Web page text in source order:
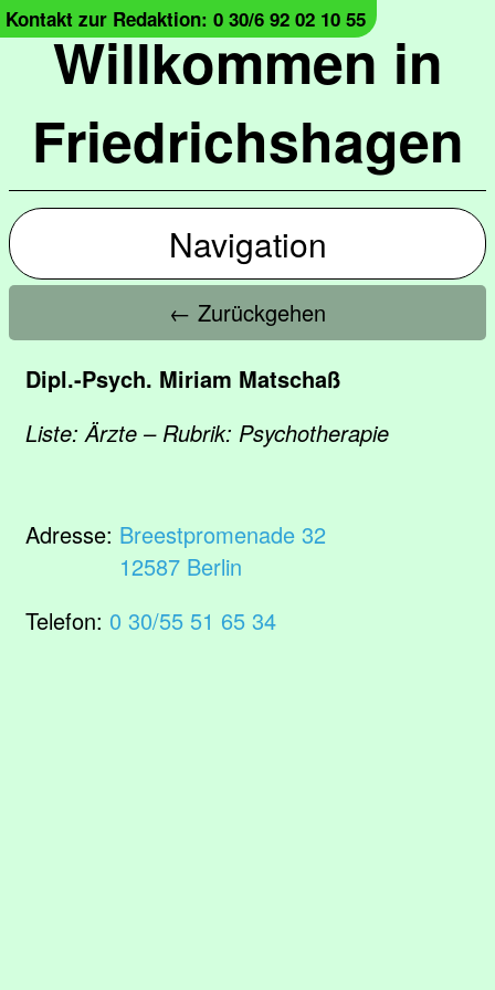
Willkommen in
Friedrichshagen
Kontakt zur Redaktion: 0 30/6 92 02 10 55
Navigation
← Zurückgehen
Dipl.-Psych. Miriam Matschaß
Liste: Ärzte – Rubrik: Psychotherapie
Adresse: Breestpromenade 32
12587 Berlin
Telefon: 0 30/55 51 65 34